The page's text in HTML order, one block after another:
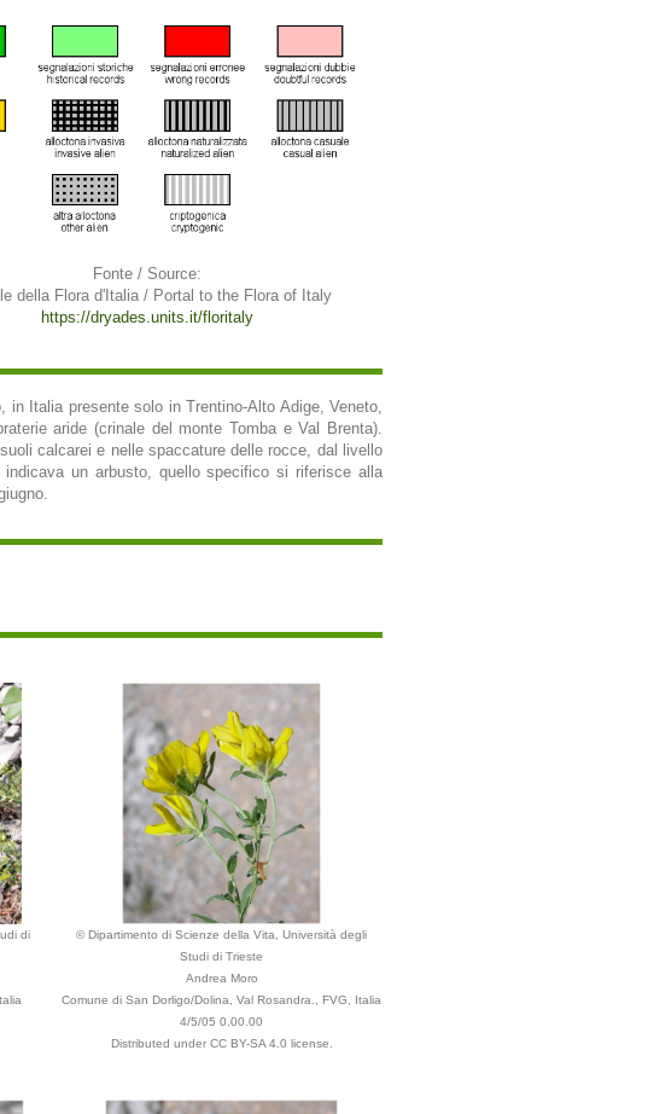
Fonte / Source:
della Flora d'Italia / Portal to the Flora of Italy
https://dryades.units.it/floritaly
Italia presente solo in Trentino-Alto Adige, Veneto,
aride (crinale del monte Tomba e Val Brenta).
calcarei e nelle spaccature delle rocce, dal livello
un arbusto, quello specifico si riferisce alla
di
© Dipartimento di Scienze della Vita, Università degli
Studi di Trieste
Andrea Moro
Comune di San Dorligo/Dolina, Val Rosandra., FVG, Italia
4/5/05 0.00.00
Distributed under CC BY-SA 4.0 license.